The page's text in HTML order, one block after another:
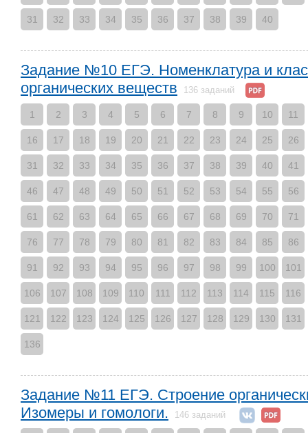
31 32 33 34 35 36 37 38 39 40
Задание №10 ЕГЭ. Номенклатура и
органических веществ
136 заданий
1 2 3 4 5 6 7 8 9 10 11
16 17 18 19 20 21 22 23 24 25 26
31 32 33 34 35 36 37 38 39 40 41
46 47 48 49 50 51 52 53 54 55 56
61 62 63 64 65 66 67 68 69 70 71
76 77 78 79 80 81 82 83 84 85 86
91 92 93 94 95 96 97 98 99 100 101
106 107 108 109 110 111 112 113 114 115 116
121 122 123 124 125 126 127 128 129 130 131
136
Задание №11 ЕГЭ. Строение
Изомеры и гомологи.
146 заданий